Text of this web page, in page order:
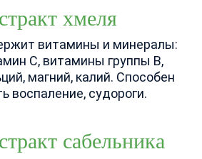
хмеля
витамины и минералы:
С, витамины группы В,
магний, калий. Способен
воспаление, судороги.
сабельника